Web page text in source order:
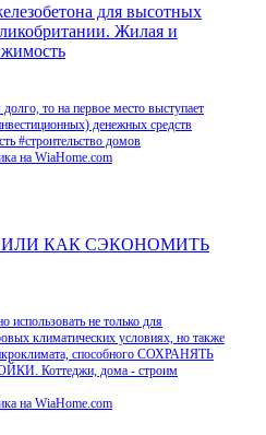
для высотных
Жилая и
долго, то на первое место выступает
денежных средств
#строительство домов
на WiaHome.com
КАК СЭКОНОМИТЬ
использовать не только для
климатических условиях, но также
способного СОХРАНЯТЬ
Коттеджи, дома - строим
на WiaHome.com